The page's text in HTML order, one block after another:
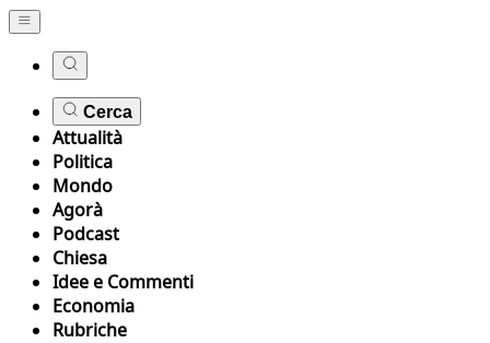
Cerca
Attualità
Politica
Mondo
Agorà
Podcast
Chiesa
Idee e Commenti
Economia
Rubriche